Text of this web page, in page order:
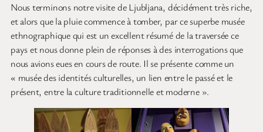
Nous terminons notre visite de Ljubljana, décidément très riche,
et alors que la pluie commence à tomber, par ce superbe musée
ethnographique qui est un excellent résumé de la traversée ce
pays et nous donne plein de réponses à des interrogations que
nous avions eues en cours de route. Il se présente comme un
« musée des identités culturelles, un lien entre le passé et le
présent, entre la culture traditionnelle et moderne ».